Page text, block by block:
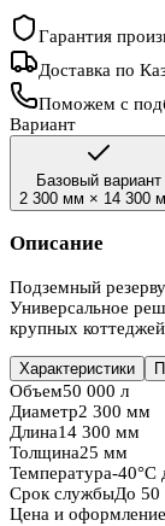
Гарантия
Доставка по
Поможем с
Вариант
Базовый вариант
2 300 мм × 14 300
Описание
Подземный
Универсальное
крупных
Характеристики
Объем50 000 л
Диаметр2 300 мм
Длина14 300 мм
Толщина25 мм
Температура-40°C
Срок службыДо 50
Цена и оформление